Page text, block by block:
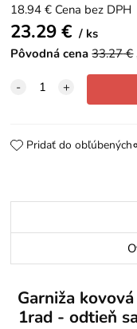
18.94 € Cena bez DPH
23.29€
ks
Pôvodná cena 33.27€
Pridať do obľúbených
Garniža
1rad - odtieň